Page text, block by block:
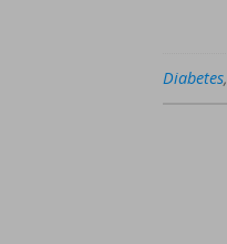
Diabetes,